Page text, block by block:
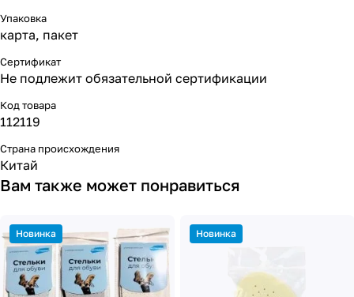
Упаковка
карта, пакет
Сертификат
Не подлежит обязательной сертификации
Код товара
112119
Страна происхождения
Китай
Вам также может понравиться
Новинка Новинка